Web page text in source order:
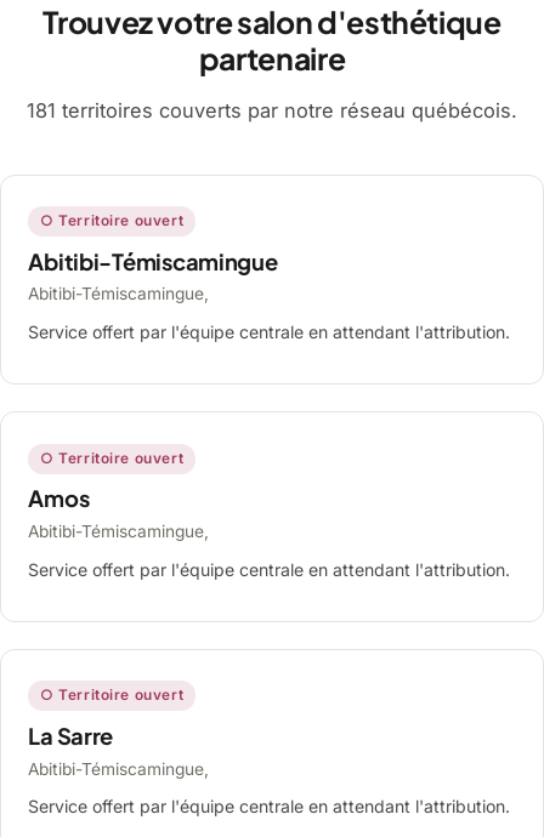
Trouvez votre salon d'esthétique
partenaire
181 territoires couverts par notre réseau québécois.
○ Territoire ouvert
Abitibi-Témiscamingue
Abitibi-Témiscamingue,
Service offert par l'équipe centrale en attendant l'attribution.
○ Territoire ouvert
Amos
Abitibi-Témiscamingue,
Service offert par l'équipe centrale en attendant l'attribution.
○ Territoire ouvert
La Sarre
Abitibi-Témiscamingue,
Service offert par l'équipe centrale en attendant l'attribution.